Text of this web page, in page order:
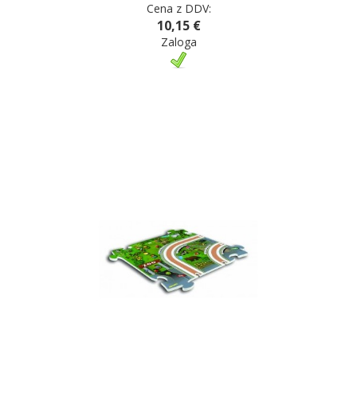
Cena z DDV:
10,15 €
Zaloga